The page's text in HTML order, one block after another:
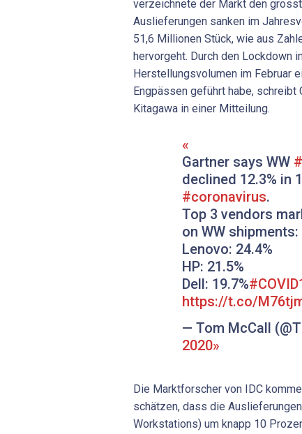
verzeichnete der Markt den
Auslieferungen sanken im
51,6 Millionen Stück, wie aus
hervorgeht. Durch den Lockdown
Herstellungsvolumen im Februar
Engpässen geführt habe, schreibt
Kitagawa in einer Mitteilung.
Gartner says WW
declined 12.3% in
#coronavirus.
Top 3 vendors
on WW shipments:
Lenovo: 24.4%
HP: 21.5%
Dell: 19.7%
https://t.co/
— Tom McCall
2020
Die Marktforscher von IDC
schätzen, dass die
Workstations) um knapp 10